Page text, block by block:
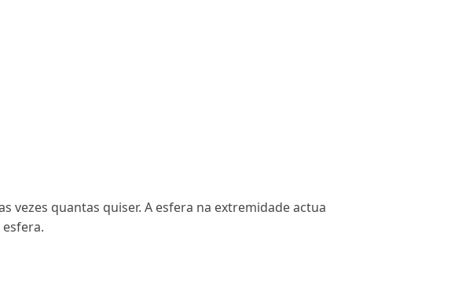
vezes quantas quiser. A esfera na extremidade actua